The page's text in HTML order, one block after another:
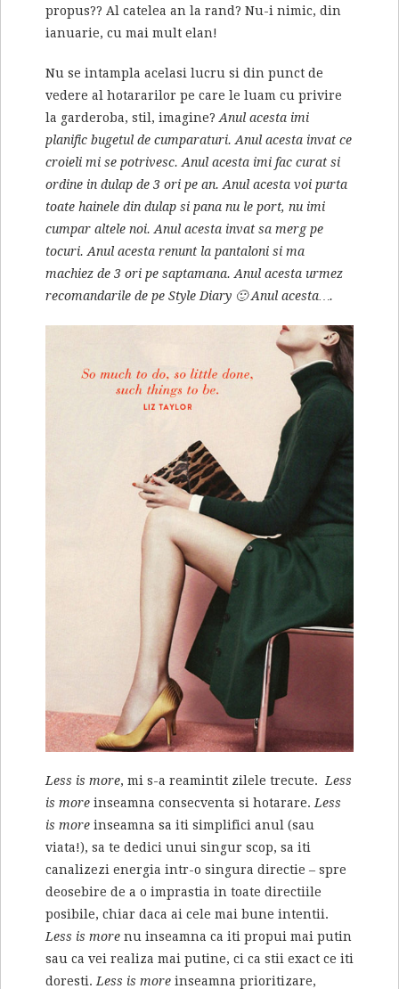
propus?? Al catelea an la rand? Nu-i nimic, din
ianuarie, cu mai mult elan!
Nu se intampla acelasi lucru si din punct de
vedere al hotararilor pe care le luam cu privire
la garderoba, stil, imagine? Anul acesta imi
planific bugetul de cumparaturi. Anul acesta invat ce
croieli mi se potrivesc. Anul acesta imi fac curat si
ordine in dulap de 3 ori pe an. Anul acesta voi purta
toate hainele din dulap si pana nu le port, nu imi
cumpar altele noi. Anul acesta invat sa merg pe
tocuri. Anul acesta renunt la pantaloni si ma
machiez de 3 ori pe saptamana. Anul acesta urmez
recomandarile de pe Style Diary 🙂 Anul acesta….
Less is more, mi s-a reamintit zilele trecute. Less
is more inseamna consecventa si hotarare. Less
is more inseamna sa iti simplifici anul (sau
viata!), sa te dedici unui singur scop, sa iti
canalizezi energia intr-o singura directie – spre
deosebire de a o imprastia in toate directiile
posibile, chiar daca ai cele mai bune intentii.
Less is more nu inseamna ca iti propui mai putin
sau ca vei realiza mai putine, ci ca stii exact ce iti
doresti. Less is more inseamna prioritizare,